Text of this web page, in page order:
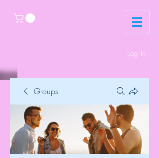
Log In
Groups